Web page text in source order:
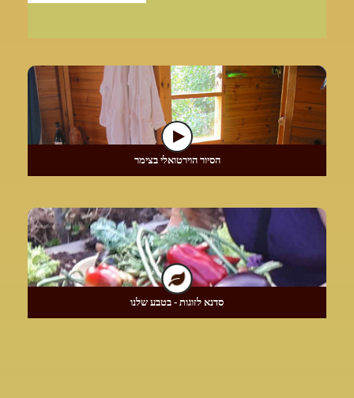
הסיור הוירטואלי בצימר
סדנא לזוגות - בטבע שלנו